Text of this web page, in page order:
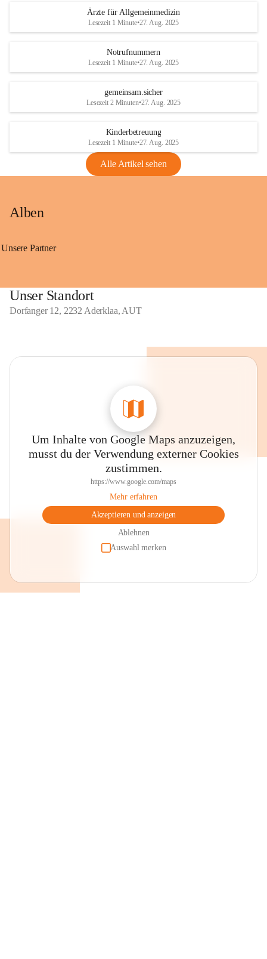
Ärzte für Allgemeinmedizin
Lesezeit 1 Minute•27. Aug. 2025
Notrufnummern
Lesezeit 1 Minute•27. Aug. 2025
gemeinsam.sicher
Lesezeit 2 Minuten•27. Aug. 2025
Kinderbetreuung
Lesezeit 1 Minute•27. Aug. 2025
Alle Artikel sehen
Alben
Unsere Partner
Unser Standort
Dorfanger 12, 2232 Aderklaa, AUT
Um Inhalte von Google Maps anzuzeigen,
musst du der Verwendung externer Cookies
zustimmen.
https://www.google.com/maps
Mehr erfahren
Akzeptieren und anzeigen
Ablehnen
Auswahl merken